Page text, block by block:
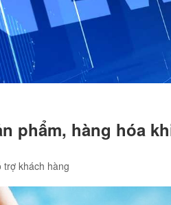
phẩm, hàng hóa
trợ khách hàng